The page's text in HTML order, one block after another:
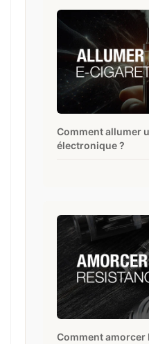
Comment allumer
électronique ?
Comment amorcer